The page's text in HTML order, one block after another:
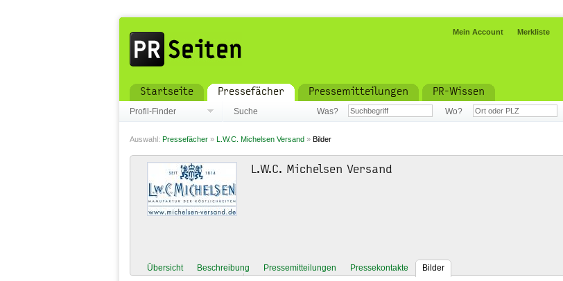
Mein Account Merkliste
Startseite Pressefächer Pressemitteilungen PR-Wissen
Profil-Finder Suche Was? Wo?
Auswahl: Pressefächer » L.W.C. Michelsen Versand » Bilder
L.W.C. Michelsen Versand
Übersicht Beschreibung Pressemitteilungen Pressekontakte Bilder